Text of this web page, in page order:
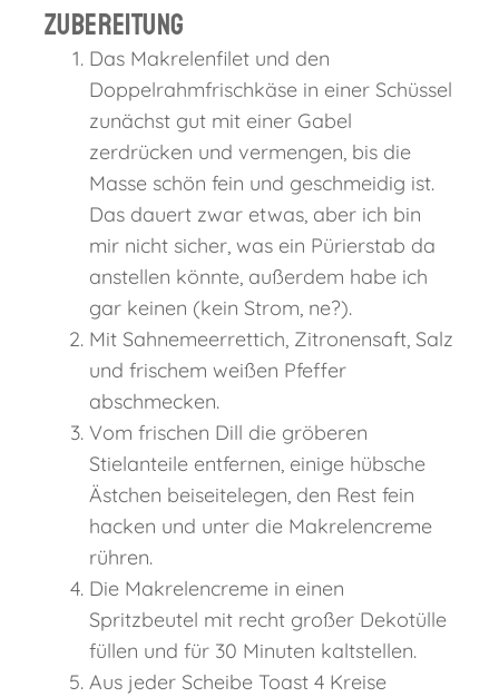
Zubereitung
Das Makrelenfilet und den
Doppelrahmfrischkäse in einer Schüssel
zunächst gut mit einer Gabel
zerdrücken und vermengen, bis die
Masse schön fein und geschmeidig ist.
Das dauert zwar etwas, aber ich bin
mir nicht sicher, was ein Pürierstab da
anstellen könnte, außerdem habe ich
gar keinen (kein Strom, ne?).
Mit Sahnemeerrettich, Zitronensaft, Salz
und frischem weißen Pfeffer
abschmecken.
Vom frischen Dill die gröberen
Stielanteile entfernen, einige hübsche
Ästchen beiseitelegen, den Rest fein
hacken und unter die Makrelencreme
rühren.
Die Makrelencreme in einen
Spritzbeutel mit recht großer Dekotülle
füllen und für 30 Minuten kaltstellen.
Aus jeder Scheibe Toast 4 Kreise